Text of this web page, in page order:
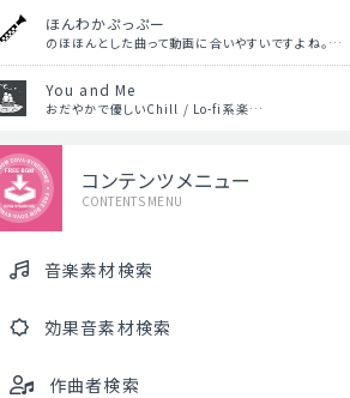
ほんわかぷっぷー
のほほんとした曲って動画に合いやすいですよね。…
You and Me
おだやかで優しいChill / Lo-fi系楽…
コンテンツメニュー
CONTENTS MENU
音楽素材検索
効果音素材検索
作曲者検索